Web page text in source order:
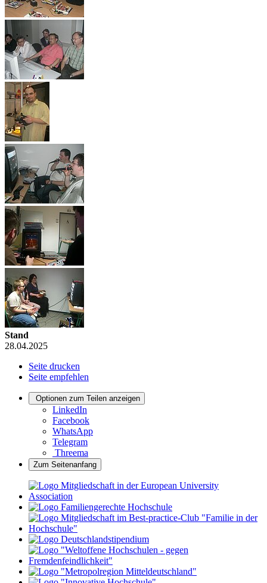
Stand
28.04.2025
Seite drucken
Seite empfehlen
Optionen zum Teilen anzeigen
LinkedIn
Facebook
WhatsApp
Telegram
Threema
Zum Seitenanfang